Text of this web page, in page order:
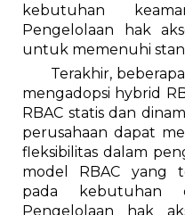
kebutuhan
Pengelolaan hak
untuk memenuhi
Terakhir,
mengadopsi hybrid
RBAC statis dan
perusahaan dapat
fleksibilitas dalam
model RBAC yang
pada kebutuhan
Pengelolaan hak